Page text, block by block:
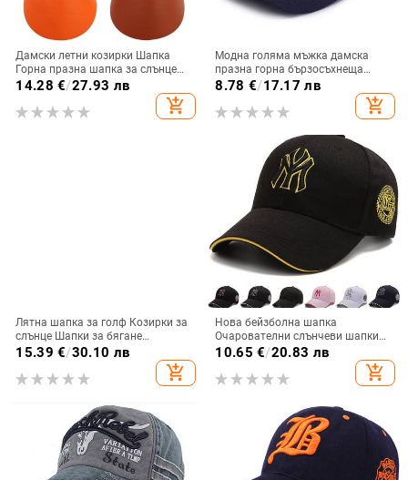
Дамски летни козирки Шапка
Горна празна шапка за слънце
Шапка с широка голяма
Сламени шапки Плажни шапки с
14.28 €/27.93 лв
add_shopping_cart
Модна голяма мъжка дамска
празна горна бързосъхнеща
шапка за голф на открито с
прости букви, дишаща бейзболна
шапка със слънцезащитен
8.78 €/17.17 лв
add_shopping_cart
Лятна шапка за голф Козирки за
слънце Шапки за бягане
Регулируеми дамски шапки за
слънце UV защита Жени Мъже
Празни горнища Спортна шапка
15.39 €/30.10 лв
add_shopping_cart
Нова бейзболна шапка
Очарователни слънчеви шапки
Риболовна шапка за мъже, жени,
унисекс-тийнейджъри, бродирани
плоски шапки, хип-хоп готини
10.65 €/20.83 лв
add_shopping_cart